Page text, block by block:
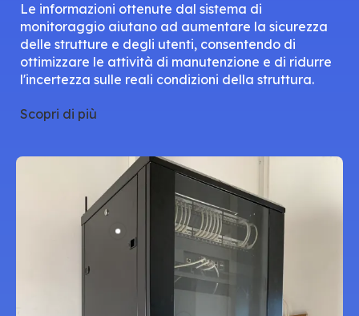
Le informazioni ottenute dal sistema di
monitoraggio aiutano ad aumentare la sicurezza
delle strutture e degli utenti, consentendo di
ottimizzare le attività di manutenzione e di ridurre
l'incertezza sulle reali condizioni della struttura.
Scopri di più